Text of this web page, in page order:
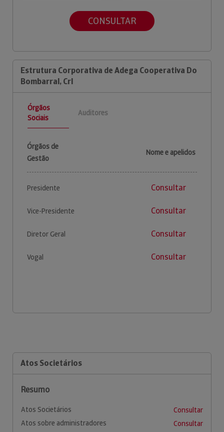
CONSULTAR
Estrutura Corporativa de Adega Cooperativa Do
Bombarral, Crl
Órgãos
Sociais
Auditores
Órgãos de
Gestão
Nome e apelidos
Presidente Consultar
Vice-Presidente Consultar
Diretor Geral Consultar
Vogal Consultar
Atos Societários
Resumo
Atos Societários
Consultar
Atos sobre administradores
Consultar